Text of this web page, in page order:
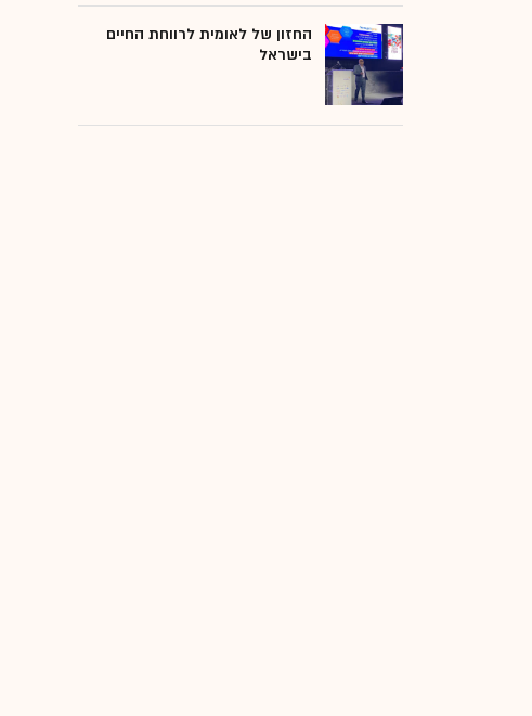
החזון של לאומית לרווחת החיים
בישראל